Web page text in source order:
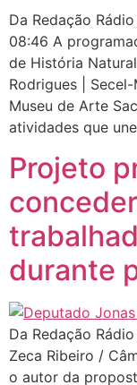
Da Redação
08:46 A
de História
Rodrigues |
Museu de Arte
atividades que
Projeto
durante
Da Redação
Zeca Ribeiro /
o autor da